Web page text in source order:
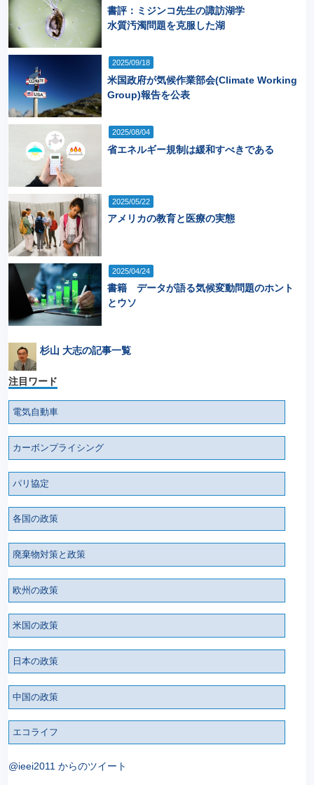
書評：ミジンコ先生の諏訪湖学
水質汚濁問題を克服した湖
2025/09/18
米国政府が気候作業部会(Climate Working
Group)報告を公表
2025/08/04
省エネルギー規制は緩和すべきである
2025/05/22
アメリカの教育と医療の実態
2025/04/24
書籍 データが語る気候変動問題のホント
とウソ
杉山 大志の記事一覧
注目ワード
電気自動車
カーボンプライシング
パリ協定
各国の政策
廃棄物対策と政策
欧州の政策
米国の政策
日本の政策
中国の政策
エコライフ
@ieei2011 からのツイート